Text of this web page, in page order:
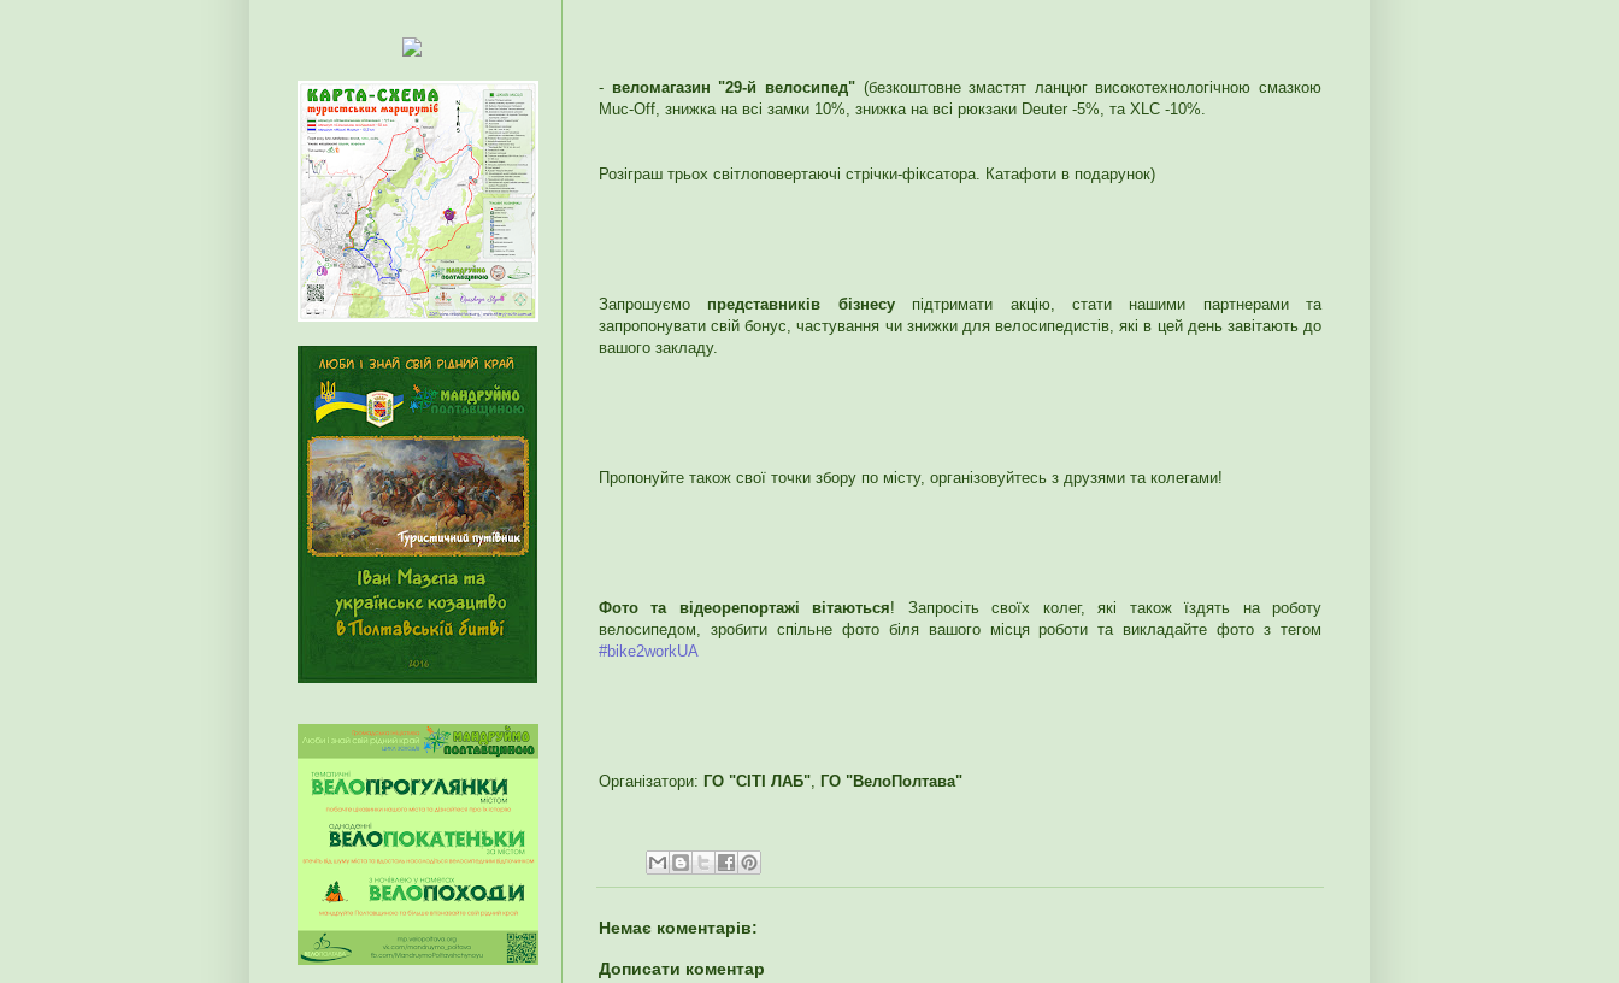
- веломагазин "29-й велосипед"(безкоштовне змастят ланцюг високотехнологічною смазкою
Muc-Off, знижка на всі замки 10%, знижка на всі рюкзаки Deuter -5%, та ХLC -10%.
Розіграш трьох світлоповертаючі стрічки-фіксатора. Катафоти в подарунок)
Запрошуємо представників бізнесупідтримати акцію, стати нашими партнерами та
запропонувати свій бонус, частування чи знижки для велосипедистів, які в цей день завітають до
вашого закладу.
Пропонуйте також свої точки збору по місту, організовуйтесь з друзями та колегами!
Фото та відеорепортажі вітаються! Запросіть своїх колег, які також їздять на роботу
велосипедом, зробити спільне фото біля вашого місця роботи та викладайте фото з тегом
#bike2workUA
Організатори: ГО "СІТІ ЛАБ" ГО "ВелоПолтава"
Немає коментарів:
Дописати коментар